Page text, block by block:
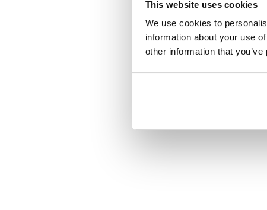
This website uses cookies
We use cookies to
information about your use
other information that